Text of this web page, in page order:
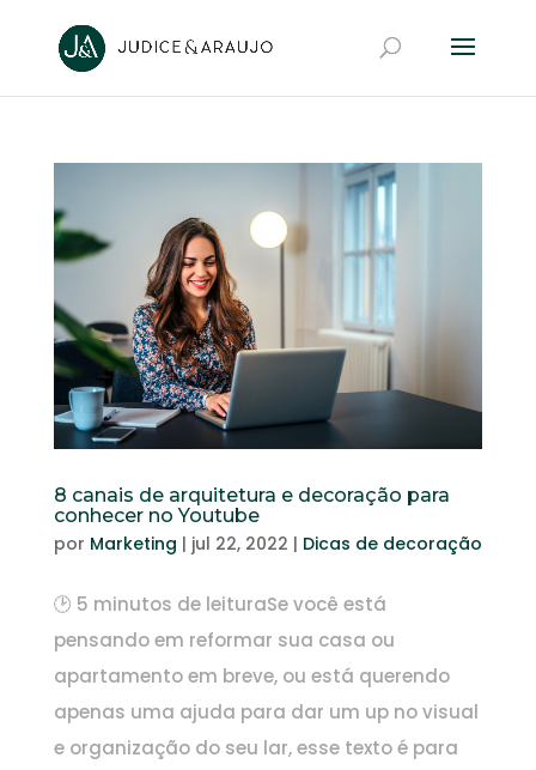
8 canais de arquitetura e decoração para
conhecer no Youtube
por Marketing | jul 22, 2022 | Dicas de decoração
🕑 5 minutos de leituraSe você está
pensando em reformar sua casa ou
apartamento em breve, ou está querendo
apenas uma ajuda para dar um up no visual
e organização do seu lar, esse texto é para